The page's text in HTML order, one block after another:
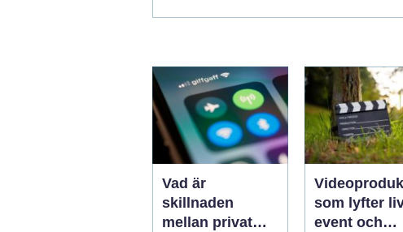
Vad är
skillnaden
mellan privat
som lyfter
event och